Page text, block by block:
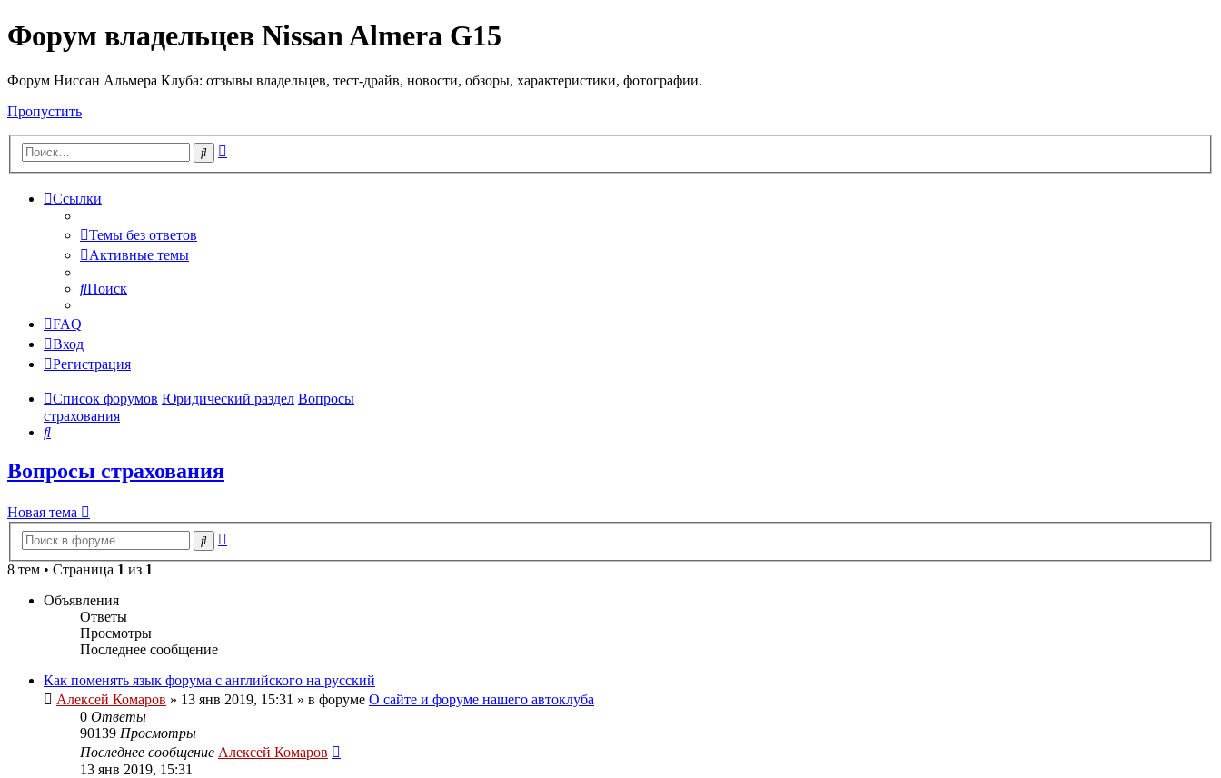
Форум владельцев Nissan Almera G15
Форум Ниссан Альмера Клуба: отзывы владельцев, тест-драйв, новости, обзоры, характеристики, фотографии.
Пропустить
Поиск
Ссылки
Темы без ответов
Активные темы
Поиск
FAQ
Вход
Регистрация
Список форумов Юридический раздел Вопросы
страхования
Поиск
Вопросы страхования
Новая тема
Поиск
8 тем • Страница 1 из 1
Объявления
Ответы
Просмотры
Последнее сообщение
Как поменять язык форума с английского на русский
Алексей Комаров » 13 янв 2019, 15:31 » в форуме О сайте и форуме нашего автоклуба
0 Ответы
90139 Просмотры
Последнее сообщение Алексей Комаров
13 янв 2019, 15:31